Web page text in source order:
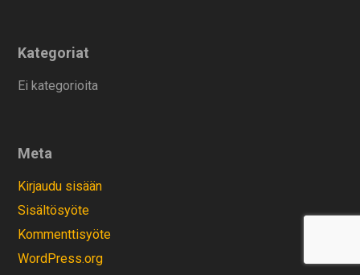
Kategoriat
Ei kategorioita
Meta
Kirjaudu sisään
Sisältösyöte
Kommenttisyöte
WordPress.org